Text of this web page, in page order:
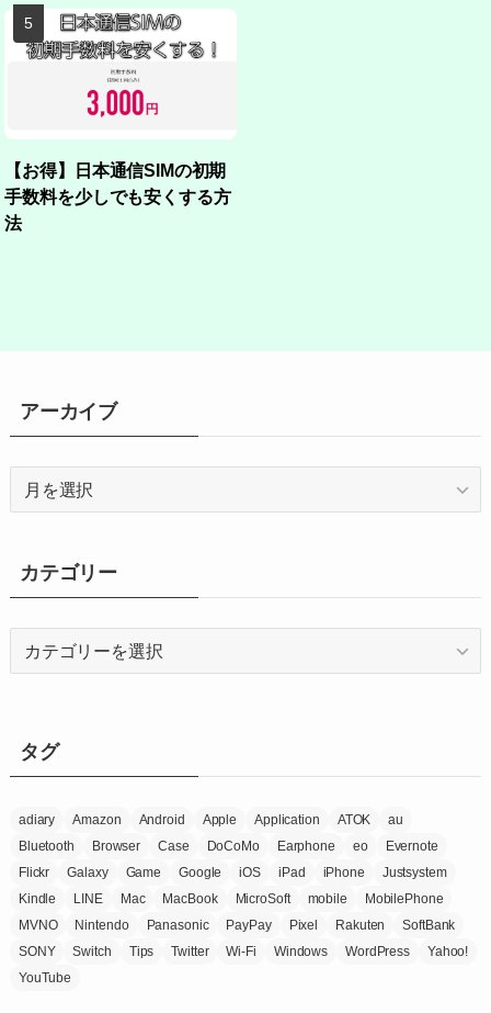
【お得】日本通信SIMの初期
手数料を少しでも安くする方
法
アーカイブ
ブ
カテゴリー
ータグ
adiary Amazon Android Apple Application ATOK
au
Bluetooth
Browser Case DoCoMo Earphone eo
Evernote
Flickr
Galaxy Game Google iOS iPad iPhone
Justsystem
Kindle
LINE Mac MacBook MicroSoft mobile
MobilePhone
MVNO
Nintendo Panasonic PayPay Pixel Rakuten
SoftBank
SONY
Switch Tips Twitter Wi-Fi Windows WordPress
Yahoo!
YouTube